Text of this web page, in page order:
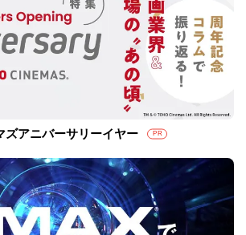
ズアニバーサリーイヤー PR